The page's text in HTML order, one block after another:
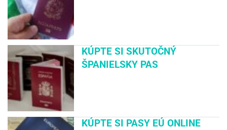
KÚPTE SI SKUTOČNÝ
ŠPANIELSKY PAS
KÚPTE SI PASY EÚ ONLINE